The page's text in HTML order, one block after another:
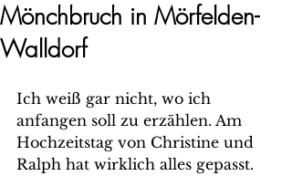
Mönchbruch in Mörfelden-
Walldorf
Ich weiß gar nicht, wo ich
anfangen soll zu erzählen. Am
Hochzeitstag von Christine und
Ralph hat wirklich alles gepasst.